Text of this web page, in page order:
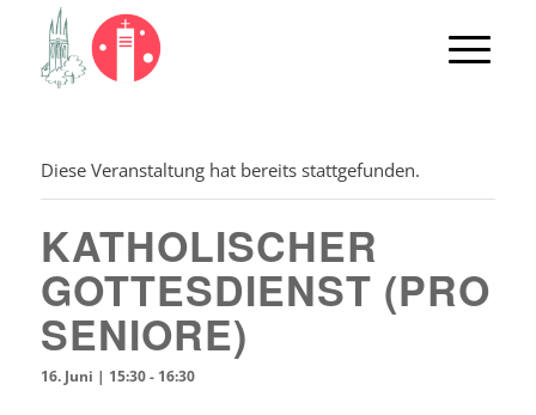
Diese Veranstaltung hat bereits stattgefunden.
KATHOLISCHER
GOTTESDIENST (PRO
SENIORE)
16. Juni | 15:30- 16:30